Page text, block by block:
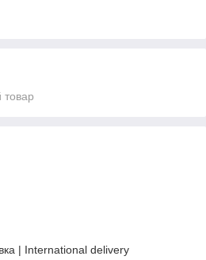
товар
| International delivery